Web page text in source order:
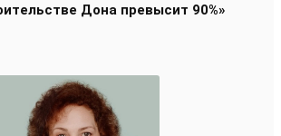
Дона превысит 90%»